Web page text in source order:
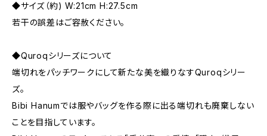
◆サイズ（約) W:21cm H:27.5cm
若干の誤差はご容赦ください。
◆Quroqシリーズについて
端切れをパッチワークにして新たな美を織りなすQuroqシリー
ズ。
Bibi Hanumでは服やバッグを作る際に出る端切れも廃棄しない
ことを目指しています。